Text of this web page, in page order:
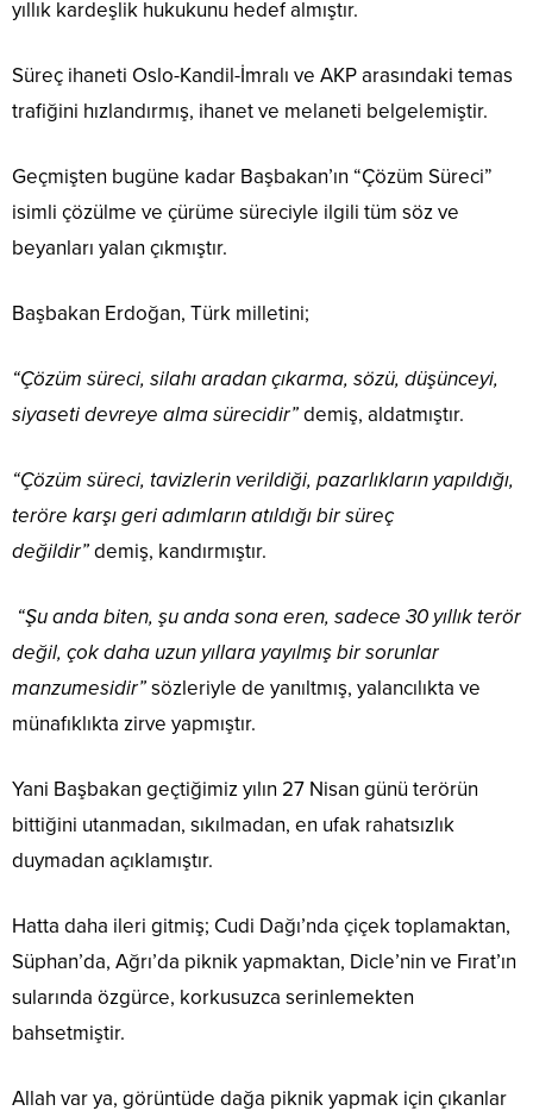
yıllık kardeşlik hukukunu hedef almıştır.
Süreç ihaneti Oslo-Kandil-İmralı ve AKP arasındaki temas
trafiğini hızlandırmış, ihanet ve melaneti belgelemiştir.
Geçmişten bugüne kadar Başbakan’ın “Çözüm Süreci”
isimli çözülme ve çürüme süreciyle ilgili tüm söz ve
beyanları yalan çıkmıştır.
Başbakan Erdoğan, Türk milletini;
“Çözüm süreci, silahı aradan çıkarma, sözü, düşünceyi,
siyaseti devreye alma sürecidir”demiş, aldatmıştır.
“Çözüm süreci, tavizlerin verildiği, pazarlıkların yapıldığı,
teröre karşı geri adımların atıldığı bir süreç
değildir”demiş, kandırmıştır.
“Şu anda biten, şu anda sona eren, sadece 30 yıllık terör
değil, çok daha uzun yıllara yayılmış bir sorunlar
manzumesidir”sözleriyle de yanıltmış, yalancılıkta ve
münafıklıkta zirve yapmıştır.
Yani Başbakan geçtiğimiz yılın 27 Nisan günü terörün
bittiğini utanmadan, sıkılmadan, en ufak rahatsızlık
duymadan açıklamıştır.
Hatta daha ileri gitmiş; Cudi Dağı’nda çiçek toplamaktan,
Süphan’da, Ağrı’da piknik yapmaktan, Dicle’nin ve Fırat’ın
sularında özgürce, korkusuzca serinlemekten
bahsetmiştir.
Allah var ya, görüntüde dağa piknik yapmak için çıkanlar